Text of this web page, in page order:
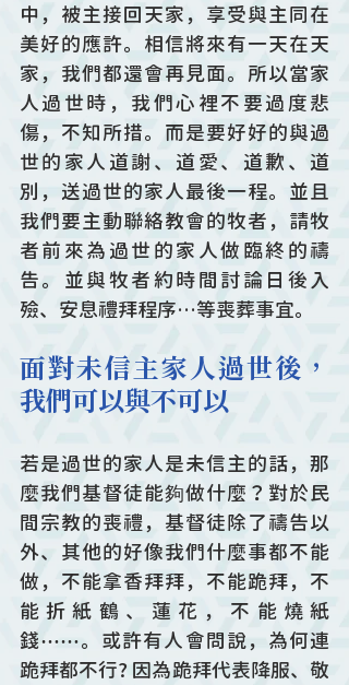
中，被主接回天家，享受與主同在
美好的應許。相信將來有一天在天
家，我們都還會再見面。所以當家
人過世時，我們心裡不要過度悲
傷，不知所措。而是要好好的與過
世的家人道謝、道愛、道歉、道
別，送過世的家人最後一程。並且
我們要主動聯絡教會的牧者，請牧
者前來為過世的家人做臨終的禱
告。並與牧者約時間討論日後入
殮、安息禮拜程序…等喪葬事宜。
面對未信主家人過世後，
我們可以與不可以
若是過世的家人是未信主的話，那
麼我們基督徒能夠做什麼？對於民
間宗教的喪禮，基督徒除了禱告以
外、其他的好像我們什麼事都不能
做，不能拿香拜拜，不能跪拜，不
能折紙鶴、蓮花，不能燒紙
錢⋯⋯。或許有人會問說，為何連
跪拜都不行? 因為跪拜代表降服、敬